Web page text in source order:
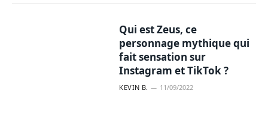
Qui est Zeus, ce
personnage mythique qui
fait sensation sur
Instagram et TikTok ?
KEVIN B. 11/09/2022